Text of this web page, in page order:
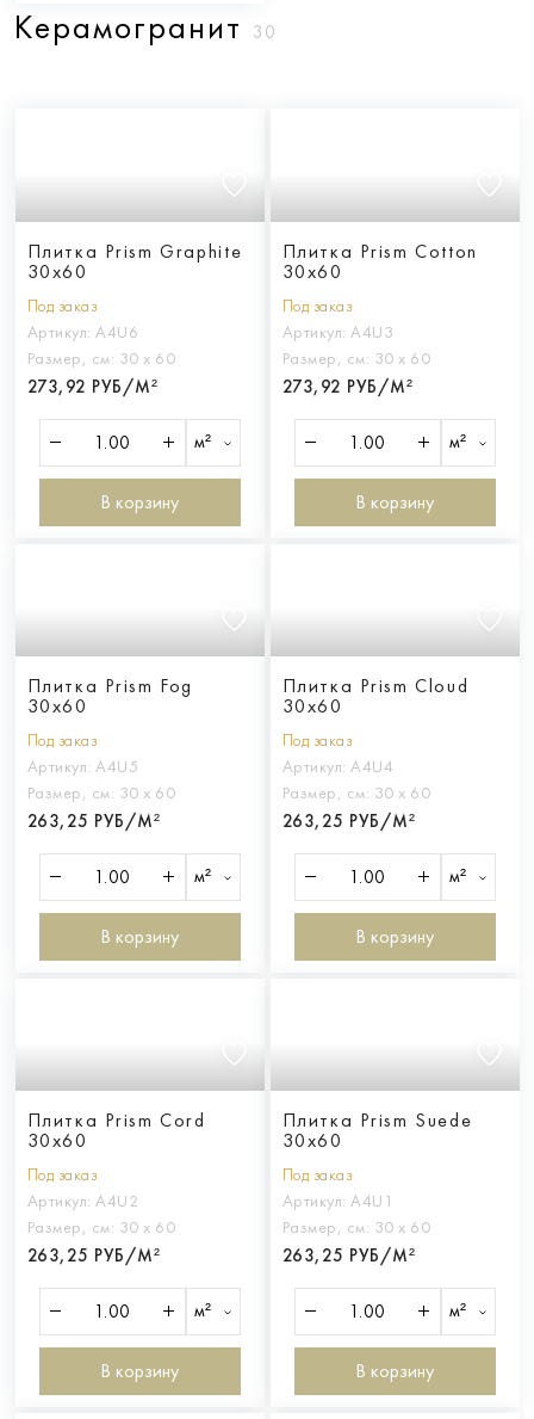
Керамогранит 30
Плитка Prism Graphite
30x60
Под заказ
Артикул: A4U6
Размер, см: 30 х 60
273,92 РУБ/М²
м²
В корзину
Плитка Prism Cotton
30x60
Под заказ
Артикул: A4U3
Размер, см: 30 х 60
273,92 РУБ/М²
м²
В корзину
Плитка Prism Fog
30x60
Под заказ
Артикул: A4U5
Размер, см: 30 х 60
263,25 РУБ/М²
м²
В корзину
Плитка Prism Cloud
30x60
Под заказ
Артикул: A4U4
Размер, см: 30 х 60
263,25 РУБ/М²
м²
В корзину
Плитка Prism Cord
30x60
Под заказ
Артикул: A4U2
Размер, см: 30 х 60
263,25 РУБ/М²
м²
В корзину
Плитка Prism Suede
30x60
Под заказ
Артикул: A4U1
Размер, см: 30 х 60
263,25 РУБ/М²
м²
В корзину